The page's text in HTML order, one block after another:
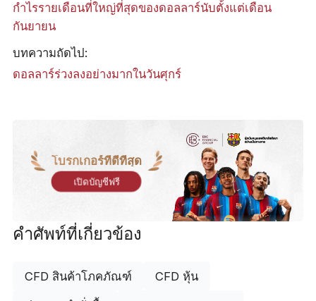
กำไรรายเดือนที่ใหญ่ที่สุดของดอลลาร์นับตั้งแต่เดือน
กันยายน
บทความถัดไป:
ดอลลาร์ร่วงลงอย่างมากในวันศุกร์
โบรกเกอร์ที่ดีที่สุด
เปิดบัญชีฟรี
คำศัพท์ที่เกี่ยวข้อง
CFD สินค้าโภคภัณฑ์ CFD หุ้น